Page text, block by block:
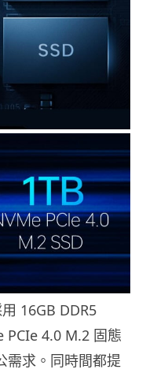
16GB DDR5
PCIe 4.0 M.2 固態
需求。同時間都提